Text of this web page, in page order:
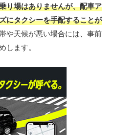
り場はありませんが、配車ア
にタクシーを手配することが
や天候が悪い場合には、事前
します。